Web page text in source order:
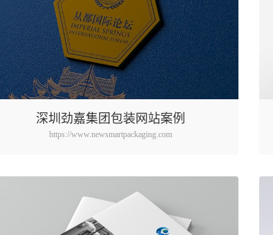
深圳劲嘉集团包装网站案例
https://www.newsmartpackaging.com